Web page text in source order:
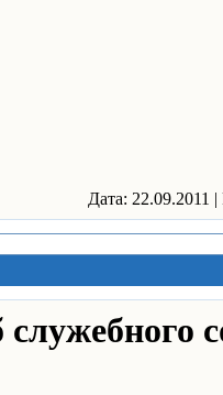
Дата: 22.09.2011 |